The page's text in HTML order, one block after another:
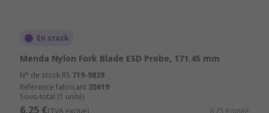
En stock
Menda Nylon Fork Blade ESD Probe, 171.45 mm
N° de stock RS 719-9839
Référence fabricant 35619
Sous-total (1 unité)
6,25 €(TVA exclue) 6,25 €/unité